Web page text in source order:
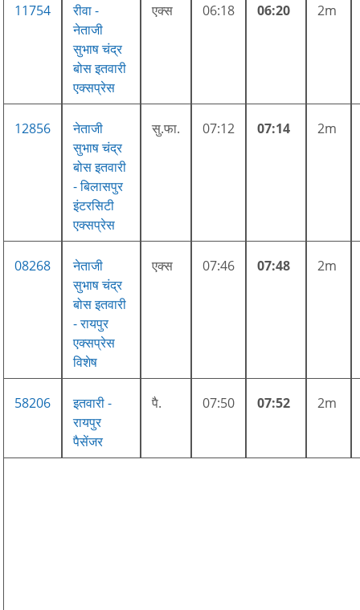
11754
रीवा -
नेताजी
सुभाष चंद्र
बोस इतवारी
एक्सप्रेस
एक्स 06:18 06:20 2m
12856
नेताजी
सुभाष चंद्र
बोस इतवारी
- बिलासपुर
इंटरसिटी
एक्सप्रेस
सु.फा. 07:12 07:14 2m
08268
नेताजी
सुभाष चंद्र
बोस इतवारी
- रायपुर
एक्सप्रेस
विशेष
एक्स 07:46 07:48 2m
58206
इतवारी -
रायपुर
पैसेंजर
पै. 07:50 07:52 2m